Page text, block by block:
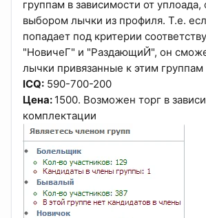
группам в зависимости от
выбором лычки из профиля. Т.е.
попадает под критерии
"НовичеГ" и "РаздающиЙ", он
лычки привязанные к этим группам
ICQ: 590-700-200
Цена: 1500. Возможен торг в
комплектации